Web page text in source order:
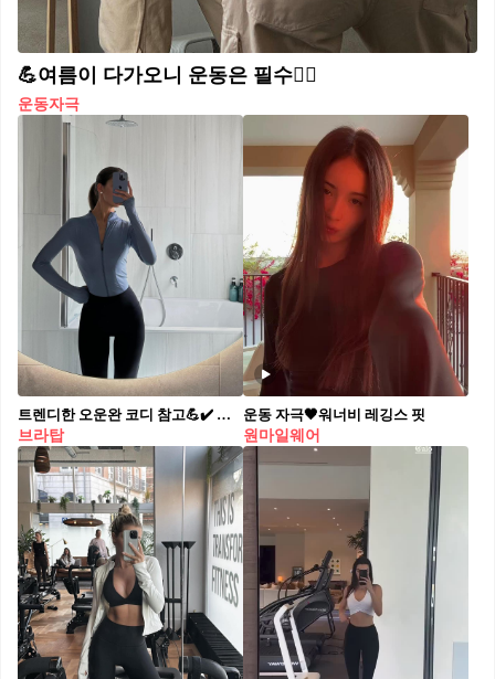
💪여름이 다가오니 운동은 필수🏋️‍♀️
운동자극
트렌디한 오운완 코디 참고💪✔️ 브라탑+레깅스 조합에 더하는 스타일리시한 운동룩 @따라해🏋️‍♀️ 1. 피트니스 집업으로 노출 없이 예쁘게 2. 핏한 볼레로 걸쳐 자외선 차단과 여리여리 효과 3. 랩 형식의 탑으로 발레코어 무드 연출 4. 캐주얼하게 회색 맨투맨 걸치기
브라탑
운동 자극🖤워너비 레깅스 핏
원마일웨어